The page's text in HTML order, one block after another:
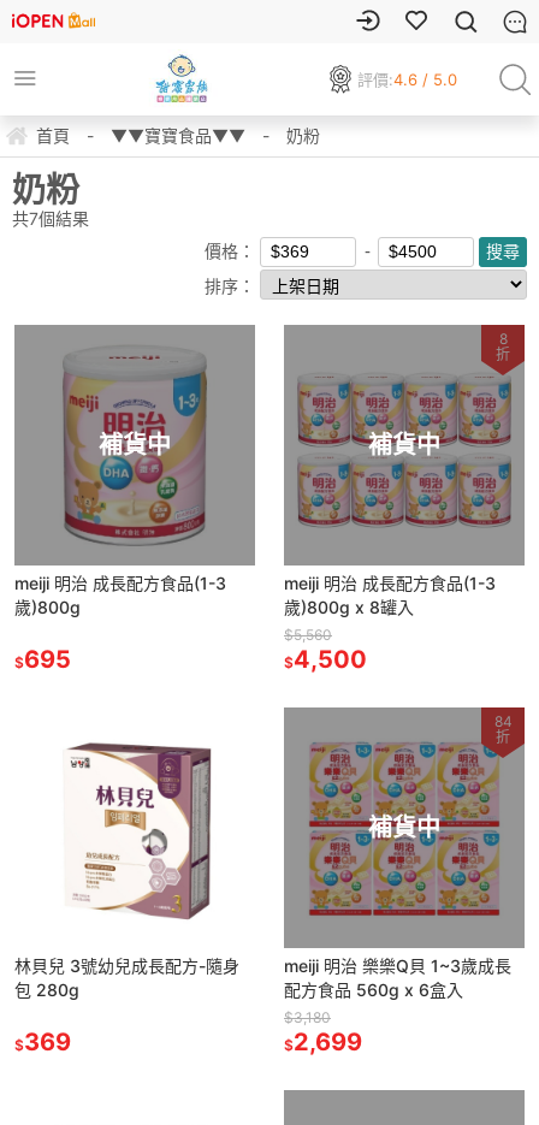
評價:4.6 / 5.0
首頁 - ▼▼寶寶食品▼▼ - 奶粉
奶粉
共7個結果
價格：
排序：
補貨中
meiji 明治 成長配方食品(1-3
歲)800g
$695
補貨中
8
折
meiji 明治 成長配方食品(1-3
歲)800g x 8罐入
$5,560
$4,500
林貝兒 3號幼兒成長配方-隨身
包 280g
$369
補貨中
84
折
meiji 明治 樂樂Q貝 1~3歲成長
配方食品 560g x 6盒入
$3,180
$2,699